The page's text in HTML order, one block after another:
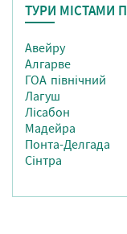
ТУРИ МІСТАМИ
Авейру
Алгарве
ГОА північний
Лагуш
Лісабон
Мадейра
Понта-Делгада
Сінтра